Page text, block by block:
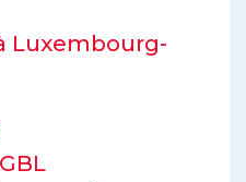
Luxembourg-